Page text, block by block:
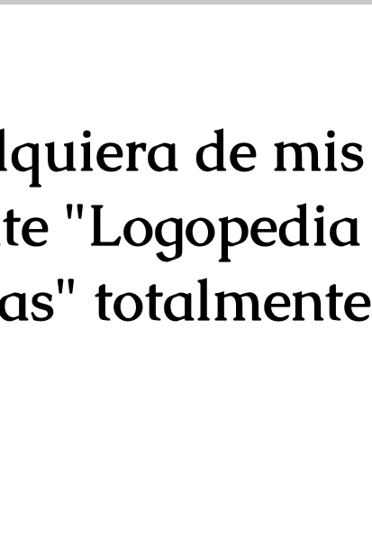
de mis
"Logopedia
totalmente